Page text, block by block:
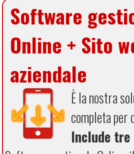
Software
Online + Sito
aziendale
È la nostra
completa
Include